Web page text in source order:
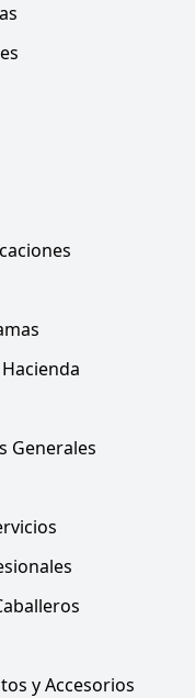
Generales
y Accesorios